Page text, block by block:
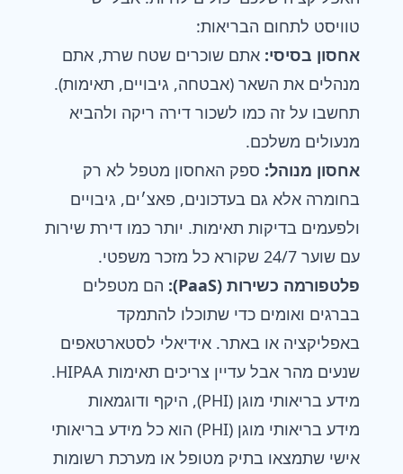
טוויסט לתחום הבריאות:
אחסון בסיסי: אתם שוכרים שטח שרת, אתם
מנהלים את השאר (אבטחה, גיבויים, תאימות).
תחשבו על זה כמו לשכור דירה ריקה ולהביא
מנעולים משלכם.
אחסון מנוהל: ספק האחסון מטפל לא רק
בחומרה אלא גם בעדכונים, פאצ׳ים, גיבויים
ולפעמים בדיקות תאימות. יותר כמו דירת שירות
עם שוער 24/7 שקורא כל מזכר משפטי.
פלטפורמה כשירות (PaaS):
הם מטפלים
בברגים ואומים כדי שתוכלו להתמקד
באפליקציה או באתר. אידיאלי לסטארטאפים
שנעים מהר אבל עדיין צריכים תאימות HIPAA.
מידע בריאותי מוגן (PHI), היקף ודוגמאות
מידע בריאותי מוגן (PHI) הוא כל מידע בריאותי
אישי שתמצאו בתיק מטופל או מערכת רשומות